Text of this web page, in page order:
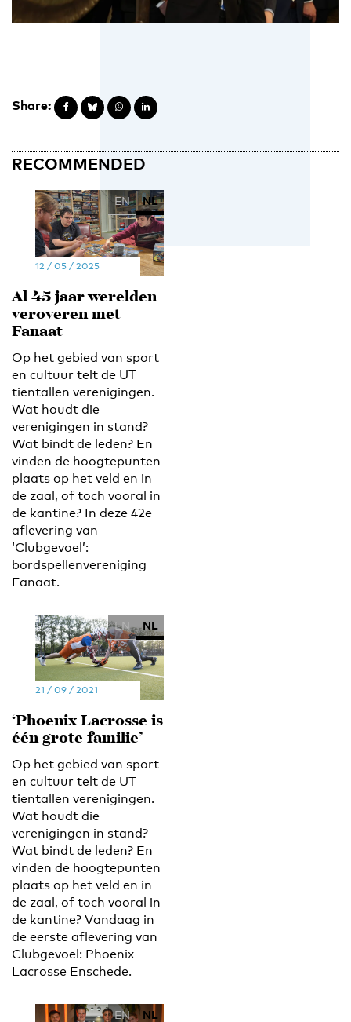
Share:
RECOMMENDED
EN NL
12 / 05 / 2025
Al 45 jaar werelden
veroveren met
Fanaat
Op het gebied van sport
en cultuur telt de UT
tientallen verenigingen.
Wat houdt die
verenigingen in stand?
Wat bindt de leden? En
vinden de hoogtepunten
plaats op het veld en in
de zaal, of toch vooral in
de kantine? In deze 42e
aflevering van
‘Clubgevoel’:
bordspellenvereniging
Fanaat.
EN NL
21 / 09 / 2021
‘Phoenix Lacrosse is
één grote familie’
Op het gebied van sport
en cultuur telt de UT
tientallen verenigingen.
Wat houdt die
verenigingen in stand?
Wat bindt de leden? En
vinden de hoogtepunten
plaats op het veld en in
de zaal, of toch vooral in
de kantine? Vandaag in
de eerste aflevering van
Clubgevoel: Phoenix
Lacrosse Enschede.
EN NL